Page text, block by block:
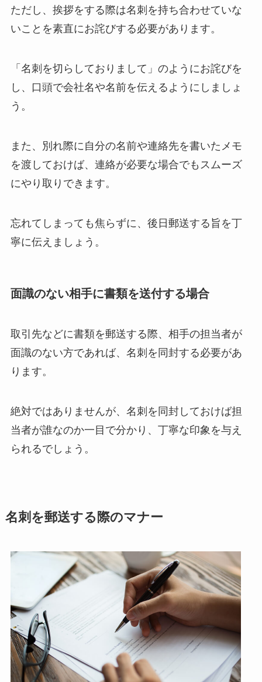
ただし、挨拶をする際は名刺を持ち合わせていな
いことを素直にお詫びする必要があります。
「名刺を切らしておりまして」のようにお詫びを
し、口頭で会社名や名前を伝えるようにしましょ
う。
また、別れ際に自分の名前や連絡先を書いたメモ
を渡しておけば、連絡が必要な場合でもスムーズ
にやり取りできます。
忘れてしまっても焦らずに、後日郵送する旨を丁
寧に伝えましょう。
面識のない相手に書類を送付する場合
取引先などに書類を郵送する際、相手の担当者が
面識のない方であれば、名刺を同封する必要があ
ります。
絶対ではありませんが、名刺を同封しておけば担
当者が誰なのか一目で分かり、丁寧な印象を与え
られるでしょう。
名刺を郵送する際のマナー